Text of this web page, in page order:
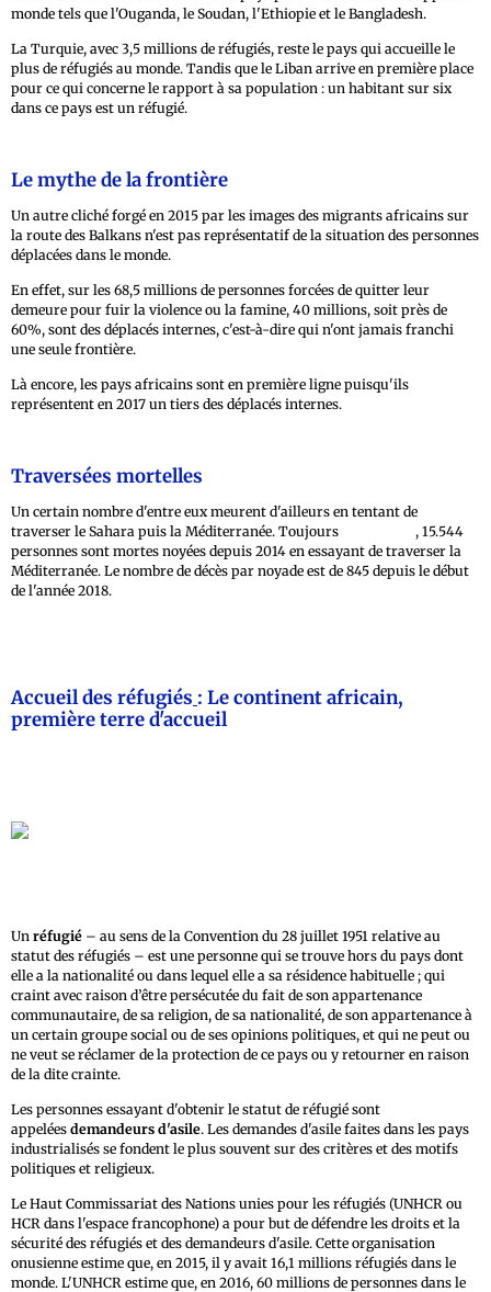
monde tels que l'Ouganda, le Soudan, l'Ethiopie et le Bangladesh.
La Turquie, avec 3,5 millions de réfugiés, reste le pays qui accueille le
plus de réfugiés au monde. Tandis que le Liban arrive en première place
pour ce qui concerne le rapport à sa population : un habitant sur six
dans ce pays est un réfugié.
Le mythe de la frontière
Un autre cliché forgé en 2015 par les images des migrants africains sur
la route des Balkans n'est pas représentatif de la situation des personnes
déplacées dans le monde.
En effet, sur les 68,5 millions de personnes forcées de quitter leur
demeure pour fuir la violence ou la famine, 40 millions, soit près de
60%, sont des déplacés internes, c'est-à-dire qui n'ont jamais franchi
une seule frontière.
Là encore, les pays africains sont en première ligne puisqu'ils
représentent en 2017 un tiers des déplacés internes.
Traversées mortelles
Un certain nombre d'entre eux meurent d'ailleurs en tentant de
traverser le Sahara puis la Méditerranée. Toujours
, 15.544
personnes sont mortes noyées depuis 2014 en essayant de traverser la
Méditerranée. Le nombre de décès par noyade est de 845 depuis le début
de l'année 2018.
Accueil des réfugiés : Le continent africain,
première terre d'accueil
Un réfugié – au sens de la Convention du 28 juillet 1951 relative au
statut des réfugiés – est une personne qui se trouve hors du pays dont
elle a la nationalité ou dans lequel elle a sa résidence habituelle ; qui
craint avec raison d’être persécutée du fait de son appartenance
communautaire, de sa religion, de sa nationalité, de son appartenance à
un certain groupe social ou de ses opinions politiques, et qui ne peut ou
ne veut se réclamer de la protection de ce pays ou y retourner en raison
de la dite crainte.
Les personnes essayant d'obtenir le statut de réfugié sont
appelées demandeurs d'asile. Les demandes d'asile faites dans les pays
industrialisés se fondent le plus souvent sur des critères et des motifs
politiques et religieux.
Le Haut Commissariat des Nations unies pour les réfugiés (UNHCR ou
HCR dans l'espace francophone) a pour but de défendre les droits et la
sécurité des réfugiés et des demandeurs d'asile. Cette organisation
onusienne estime que, en 2015, il y avait 16,1 millions réfugiés dans le
monde. L'UNHCR estime que, en 2016, 60 millions de personnes dans le